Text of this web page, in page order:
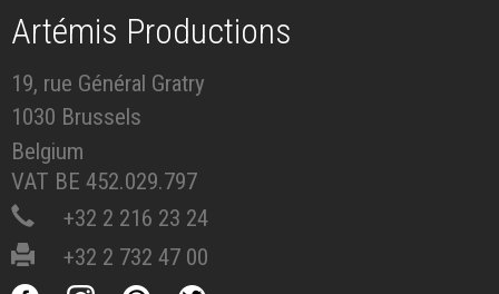
Artémis Productions
19, rue Général Gratry
1030 Brussels
Belgium
VAT BE 452.029.797
+32 2 216 23 24
+32 2 732 47 00